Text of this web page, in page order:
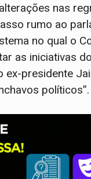
nas
rumo ao
no qual o
as iniciativas
presidente
políticos”.